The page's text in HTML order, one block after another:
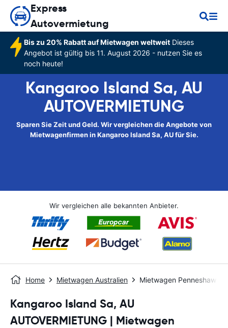
Express
Autovermietung
Bis zu 20% Rabatt auf Mietwagen weltweitDieses
Angebot ist gültig bis 11. August 2026 - nutzen Sie es
noch heute!
Kangaroo Island Sa, AU
AUTOVERMIETUNG
Sparen Sie Zeit und Geld. Wir vergleichen die Angebote von
Mietwagenfirmen in Kangaroo Island Sa, AU für Sie.
Wir vergleichen alle bekannten Anbieter.
Home Mietwagen Australien Mietwagen Penneshaw -
Kangaroo Island Sa, AU
AUTOVERMIETUNG | Mietwagen